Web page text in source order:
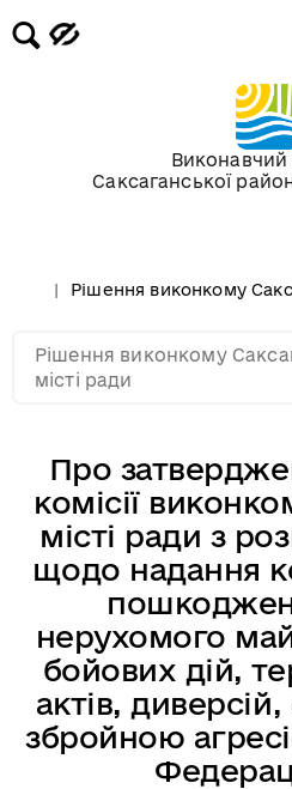
Виконавчий
Саксаганської
Рішення виконкому
Про
комісії
місті ради з
щодо надання
нерухомого
бойових дій,
актів,
збройною
Рішення виконкому
місті ради
Засідання за 2015
Засідання за 2014
Засідання за 2013
Засідання за 2011
Засідання за 2010